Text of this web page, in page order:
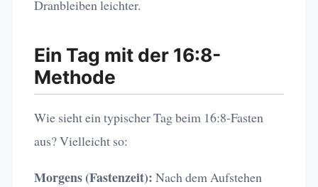
Dranbleiben leichter.
Ein Tag mit der 16:8-
Methode
Wie sieht ein typischer Tag beim 16:8-Fasten
aus? Vielleicht so:
Morgens (Fastenzeit): Nach dem Aufstehen